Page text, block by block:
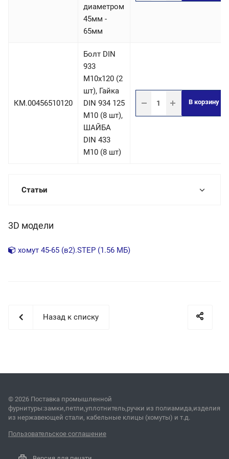
диаметром
45мм -
65мм
КМ.00456510120
Болт DIN
933
М10х120 (2
шт), Гайка
DIN 934 125
М10 (8 шт),
ШАЙБА
DIN 433
М10 (8 шт)
В корзину
Статьи
3D модели
хомут 45-65 (в2).STEP (1.56 МБ)
Назад к списку
© 2026 Поставка промышленной
фурнитуры:замки,петли,уплотнитель,ручки из полиамида,изделия
из нержавеющей стали, кабельные клицы (хомуты) и т.д.
Пользовательское соглашение